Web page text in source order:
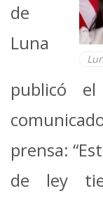
de
Luna
publicó
prensa:
de ley